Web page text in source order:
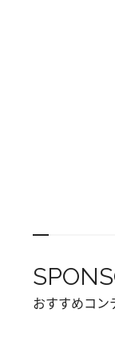
おすすめコン